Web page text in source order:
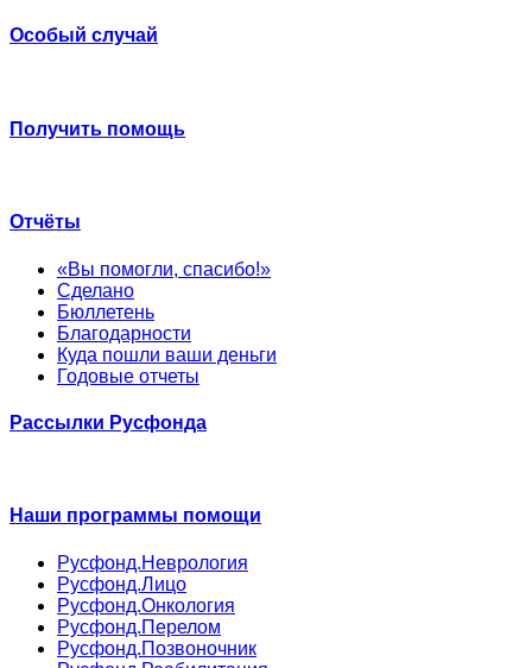
Особый случай
Получить помощь
Отчёты
«Вы помогли, спасибо!»
Сделано
Бюллетень
Благодарности
Куда пошли ваши деньги
Годовые отчеты
Рассылки Русфонда
Наши программы помощи
Русфонд.Неврология
Русфонд.Лицо
Русфонд.Онкология
Русфонд.Перелом
Русфонд.Позвоночник